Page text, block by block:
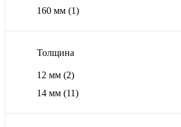
160 мм (1)
Толщина
12 мм (2)
14 мм (11)